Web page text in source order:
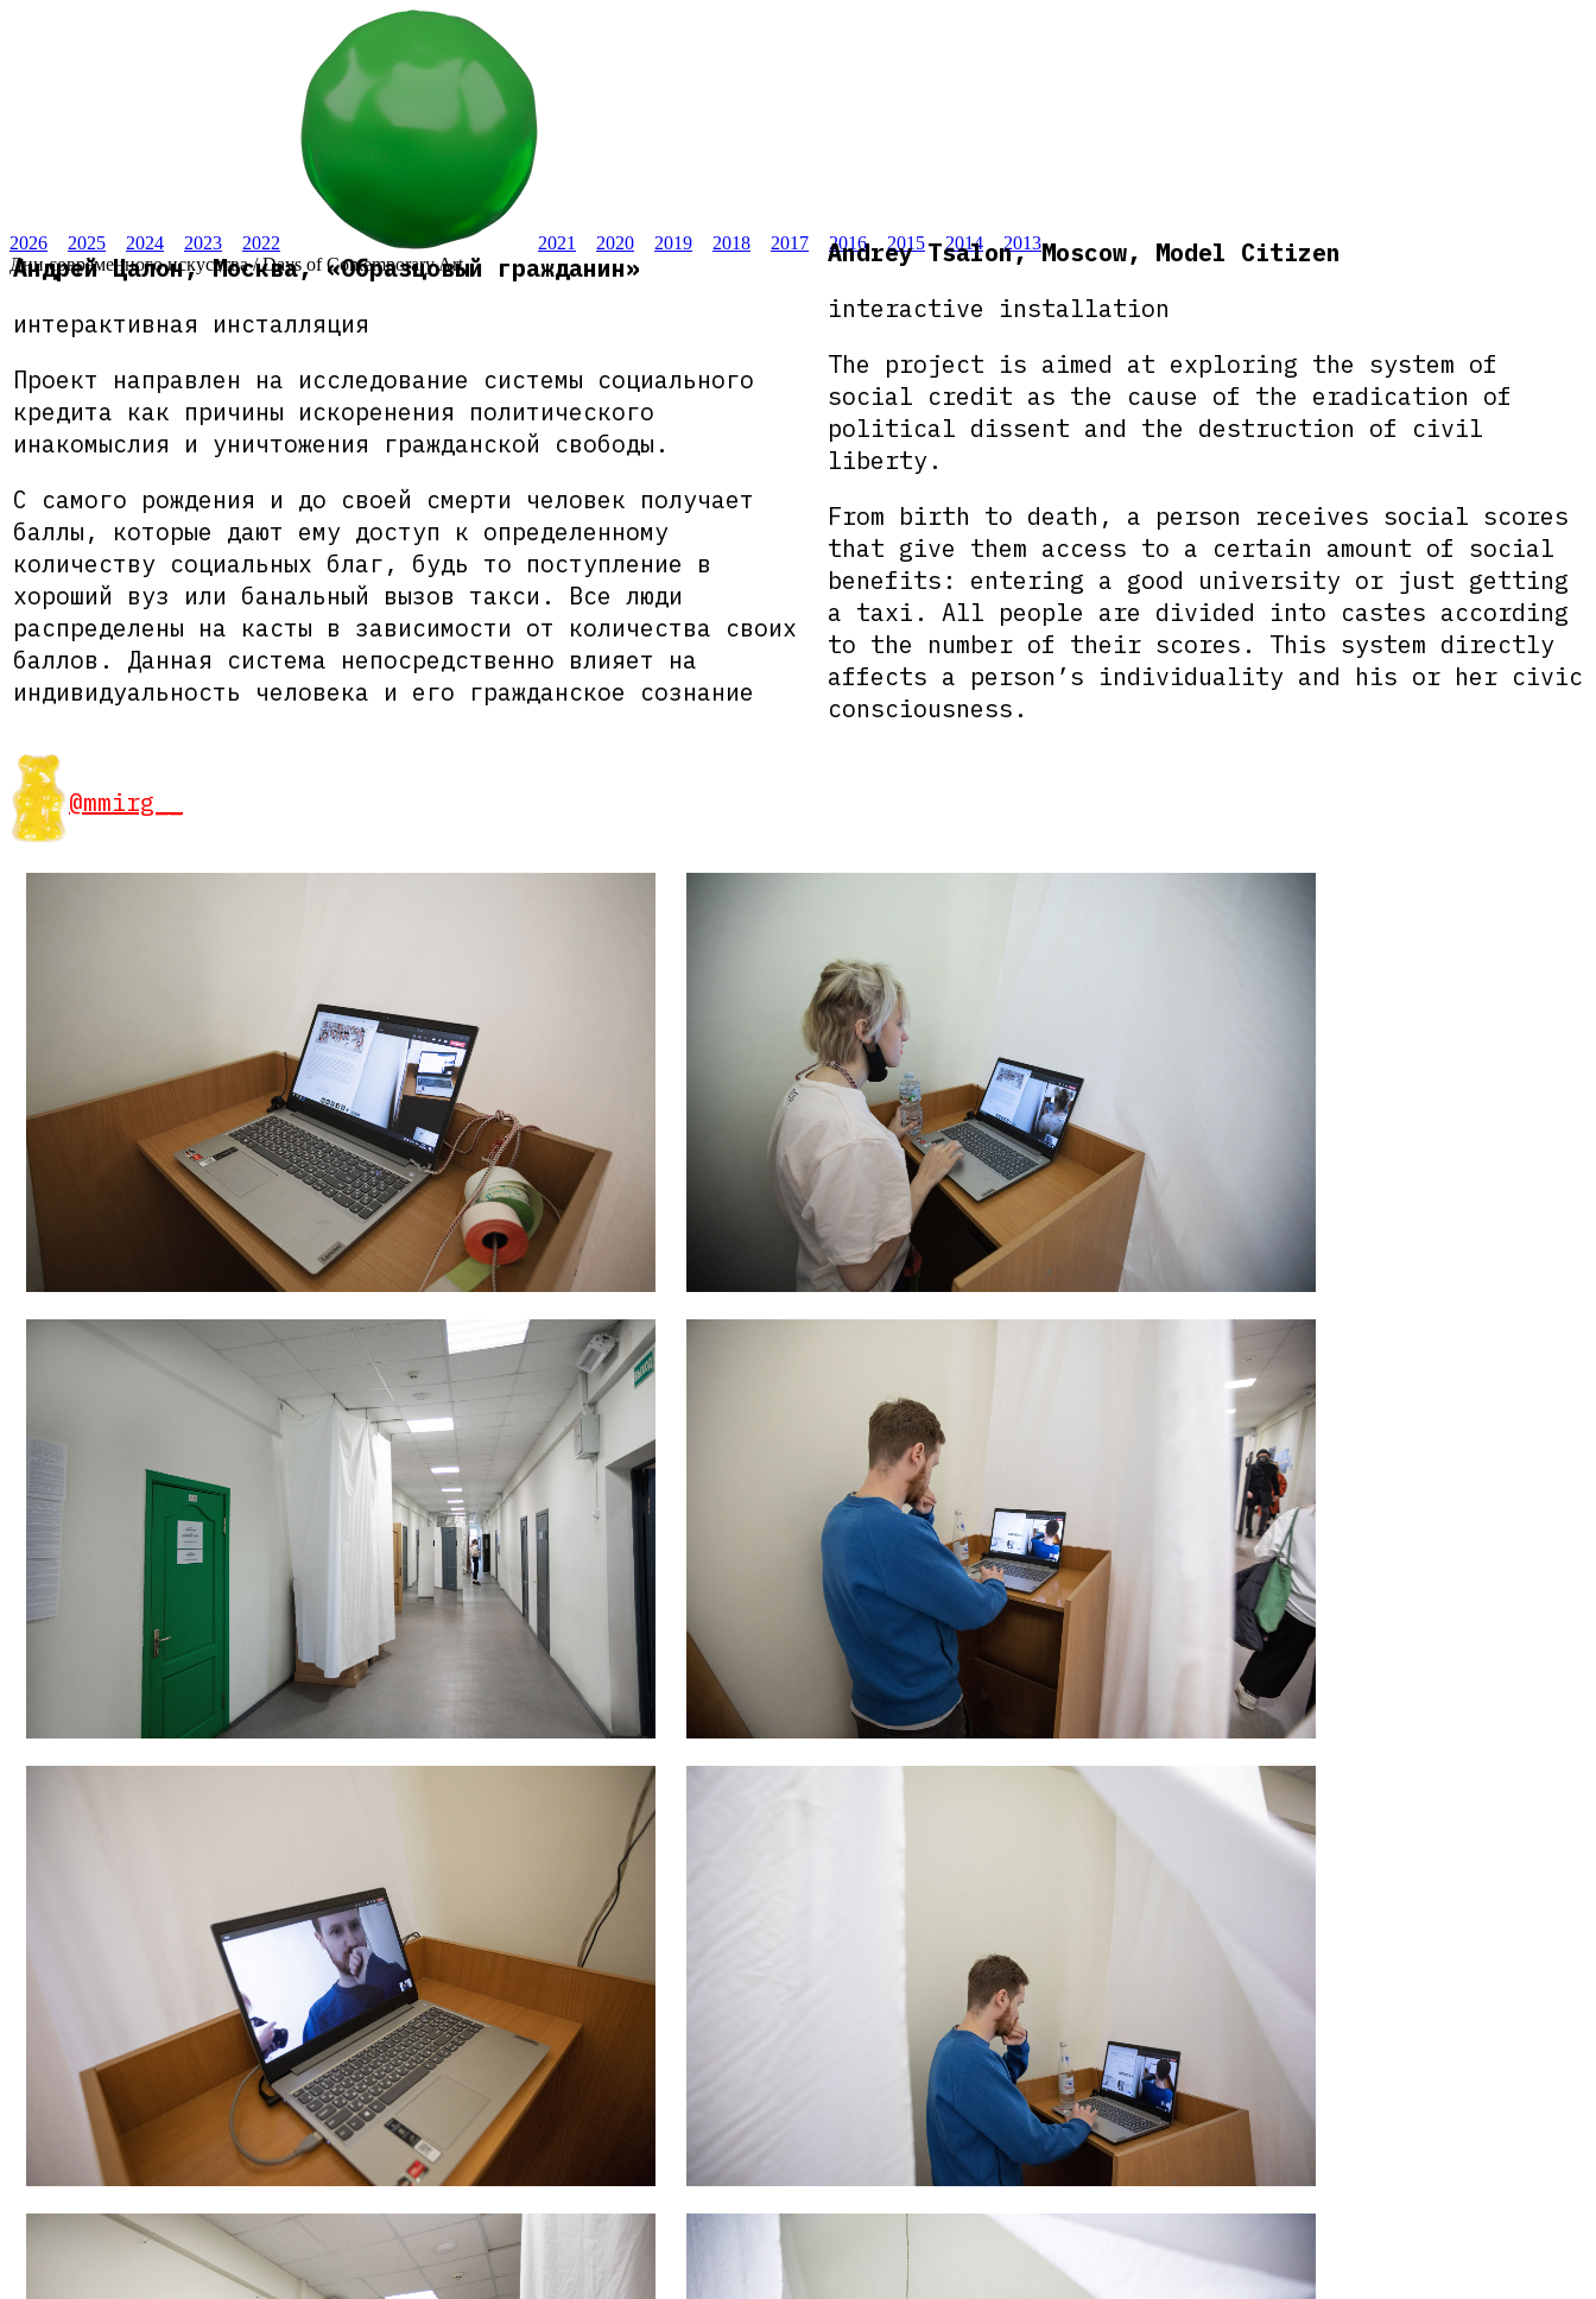
2026 2025 2024 2023 2022 2021 2020 2019 2018 2017 2016 2015 2014
2013
Дни современного искусства / Days of Contemporary Art
Андрей Цалон, Москва, «Образцовый гражданин»
интерактивная инсталляция
Проект направлен на исследование системы социального
кредита как причины искоренения политического
инакомыслия и уничтожения гражданской свободы.
С самого рождения и до своей смерти человек получает
баллы, которые дают ему доступ к определенному
количеству социальных благ, будь то поступление в
хороший вуз или банальный вызов такси. Все люди
распределены на касты в зависимости от количества своих
баллов. Данная система непосредственно влияет на
индивидуальность человека и его гражданское сознание
Andrey Tsalon, Moscow, Model Citizen
interactive installation
The project is aimed at exploring the system of
social credit as the cause of the eradication of
political dissent and the destruction of civil
liberty.
From birth to death, a person receives social scores
that give them access to a certain amount of social
benefits: entering a good university or just getting
a taxi. All people are divided into castes according
to the number of their scores. This system directly
affects a person’s individuality and his or her civic
consciousness.
@mmirg__